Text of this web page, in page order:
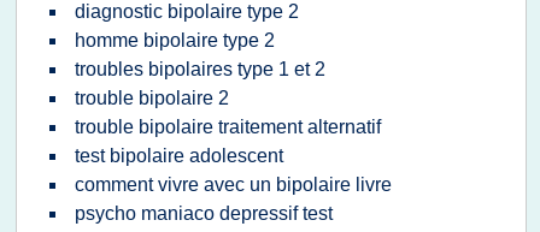
diagnostic bipolaire type 2
homme bipolaire type 2
troubles bipolaires type 1 et 2
trouble bipolaire 2
trouble bipolaire traitement alternatif
test bipolaire adolescent
comment vivre avec un bipolaire livre
psycho maniaco depressif test